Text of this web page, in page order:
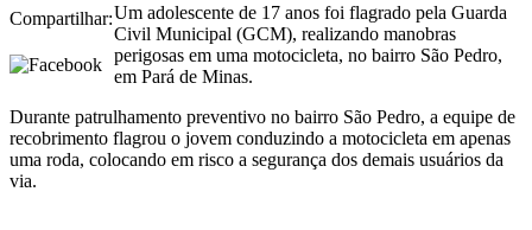
Compartilhar:Um adolescente de 17 anos foi flagrado pela Guarda
Civil Municipal (GCM), realizando manobras
perigosas em uma motocicleta, no bairro São Pedro,
em Pará de Minas.
Durante patrulhamento preventivo no bairro São Pedro, a equipe de
recobrimento flagrou o jovem conduzindo a motocicleta em apenas
uma roda, colocando em risco a segurança dos demais usuários da
via.